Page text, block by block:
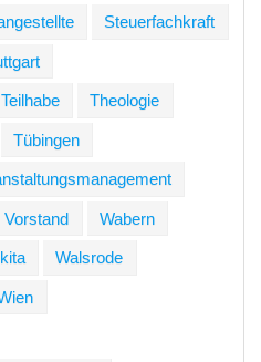
Steuerfachkraft
Teilhabe Theologie
Tübingen
Vorstand Wabern
Walsrode